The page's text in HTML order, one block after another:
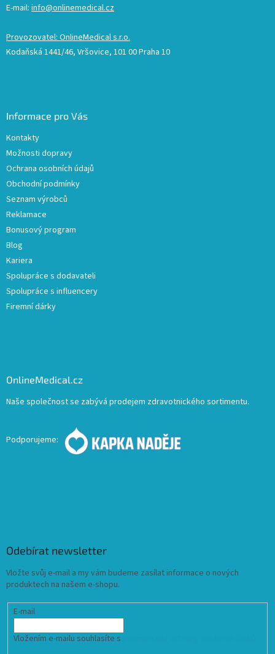
E-mail: info@onlinemedical.cz
Provozovatel: OnlineMedical s.r.o.
Kodaňská 1441/46, Vršovice, 101 00 Praha 10
Informace pro Vás
Kontakty
Možnosti dopravy
Ochrana osobních údajů
Obchodní podmínky
Seznam výrobců
Reklamace
Bonusový program
Blog
Kariera
Spolupráce s dodavateli
Spolupráce s influencery
Firemní dárky
OnlineMedical.cz
Naše společnost se zabývá prodejem zdravotnického sortimentu.
Podporujeme:
Odebírat newsletter
Vložte svůj e-mail a my vám budeme zasílat informace o nových
produktech na našem e-shopu.
E-mail
Vložením e-mailu souhlasíte s